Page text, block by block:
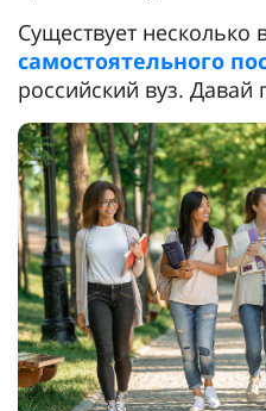
Существует несколько
самостоятельного
российский вуз. Давай